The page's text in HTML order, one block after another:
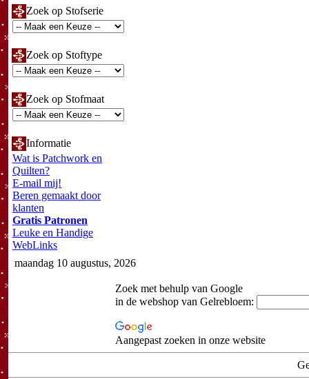
Zoek op Stofserie
Zoek op Stoftype
Zoek op Stofmaat
Informatie
Wat is Patchwork en
Quilten?
E-mail mij!
Beren gemaakt door
klanten
Gratis Patronen
Leuke en Handige
WebLinks
maandag 10 augustus, 2026
Zoek met behulp van Google
in de webshop van Gelrebloem:
Aangepast zoeken in onze website